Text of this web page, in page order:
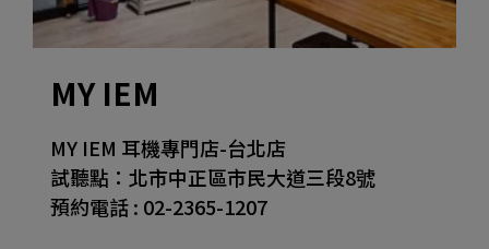
MY IEM
MY IEM 耳機專門店-台北店
試聽點：北市中正區市民大道三段8號
預約電話 : 02-2365-1207